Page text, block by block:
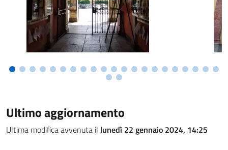
Ultimo aggiornamento
Ultima modifica avvenuta il lunedì 22 gennaio 2024, 14:25